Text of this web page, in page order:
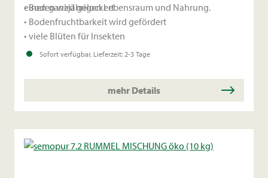
einen ganzjährigen Lebensraum und Nahrung.
• Boden wird gelockert
• Bodenfruchtbarkeit wird gefördert
• viele Blüten für Insekten
Sofort verfügbar, Lieferzeit: 2-3 Tage
mehr Details